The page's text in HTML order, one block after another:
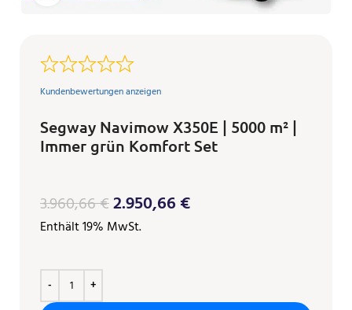
Kundenbewertungen anzeigen
Segway Navimow X350E | 5000 m² |
Immer grün Komfort Set
3.960,66€2.950,66 €
Enthält 19% MwSt.